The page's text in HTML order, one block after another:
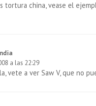
tortura china, vease el
a las 22:29
vete a ver Saw V, que no